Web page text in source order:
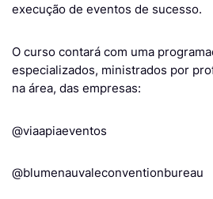
execução de eventos de sucesso.
O curso contará com uma
especializados, ministrados por
na área, das empresas:
@viaapiaeventos
@blumenauvaleconventionbureau